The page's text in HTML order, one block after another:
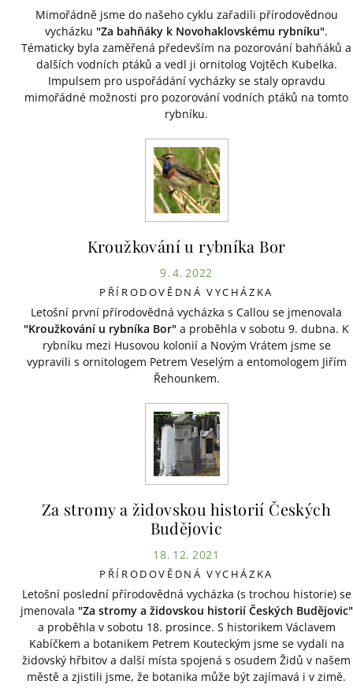
Mimořádně jsme do našeho cyklu zařadili přírodovědnou
vycházku "Za bahňáky k Novohaklovskému rybníku".
Tématicky byla zaměřená především na pozorování bahňáků a
dalších vodních ptáků a vedl ji ornitolog Vojtěch Kubelka.
Impulsem pro uspořádání vycházky se staly opravdu
mimořádné možnosti pro pozorování vodních ptáků na tomto
rybníku.
Kroužkování u rybníka Bor
9. 4. 2022
PŘÍRODOVĚDNÁ VYCHÁZKA
Letošní první přírodovědná vycházka s Callou se jmenovala
"Kroužkování u rybníka Bor" a proběhla v sobotu 9. dubna. K
rybníku mezi Husovou kolonií a Novým Vrátem jsme se
vypravili s ornitologem Petrem Veselým a entomologem Jiřím
Řehounkem.
Za stromy a židovskou historií Českých
Budějovic
18. 12. 2021
PŘÍRODOVĚDNÁ VYCHÁZKA
Letošní poslední přírodovědná vycházka (s trochou historie) se
jmenovala "Za stromy a židovskou historií Českých Budějovic"
a proběhla v sobotu 18. prosince. S historikem Václavem
Kabíčkem a botanikem Petrem Kouteckým jsme se vydali na
židovský hřbitov a další místa spojená s osudem Židů v našem
městě a zjistili jsme, že botanika může být zajímavá i v zimě.